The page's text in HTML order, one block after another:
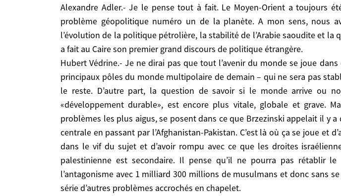
Alexandre Adler.- Je le pense tout à fait. Le Moyen-Orient a toujours
problème géopolitique numéro un de la planète. A mon sens, nous
l’évolution de la politique pétrolière, la stabilité de l’Arabie saoudite et la
a fait au Caire son premier grand discours de politique étrangère.
Hubert Védrine.- Je ne dirai pas que tout l’avenir du monde se joue
principaux pôles du monde multipolaire de demain – qui ne sera pas
le reste. D’autre part, la question de savoir si le monde arrive ou
«développement durable», est encore plus vitale, globale et grave.
problèmes les plus aigus, se posent dans ce que Brzezinski appelait il y a
centrale en passant par l’Afghanistan-Pakistan. C’est là où ça se joue et
dans le vif du sujet et d’avoir rompu avec ce que les droites
palestinienne est secondaire. Il pense qu’il ne pourra pas rétablir
l’antagonisme avec 1 milliard 300 millions de musulmans et donc sans
série d’autres problèmes accrochés en chapelet.
Le Nouvel Observateur/France Culture. Peut-on dire aujourd’hui que l’avenir
Alexandre Adler.- Je le pense tout à fait. Le Moyen-Orient a toujours été
géopolitique numéro un de la planète. A mon sens, nous avons encore
pétrolière, la stabilité de l’Arabie saoudite et la question du conflit israélo-
discours de politique étrangère.
Hubert Védrine.- Je ne dirai pas que tout l’avenir du monde se joue dans
pôles du monde multipolaire de demain – qui ne sera pas stable mais verra
la question de savoir si le monde arrive ou non à passer d’une économie
vitale, globale et grave. Mais dans la géopolitique d’aujourd’hui, ma
appelait il y a quelques années l’«arc de crise», qui va du Proche-Orient
et d’abord au Proche Orient. Je trouve Obama courageux d’entrer
américaine ont prétendu depuis quinze à vingt ans: la question